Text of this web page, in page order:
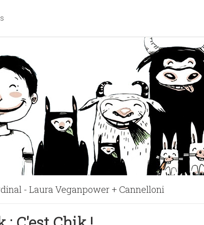
- Laura Veganpower + Cannelloni
| Clémence Catz | + Recette